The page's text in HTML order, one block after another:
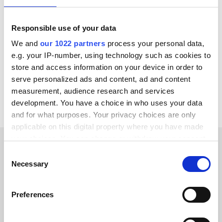
Responsible use of your data
We and our 1022 partners process your personal data,
e.g. your IP-number, using technology such as cookies to
store and access information on your device in order to
serve personalized ads and content, ad and content
measurement, audience research and services
development. You have a choice in who uses your data
and for what purposes. Your privacy choices are only
applicable on this digital property where you have made
the Privacy trigger icon.
Collect information about your geographical location
Selection
Necessary
Preferences
Microsoft Dynamics 365 F&O
OpenAI
Garp
Ver todas las integraciones de AS2
our delighted customers